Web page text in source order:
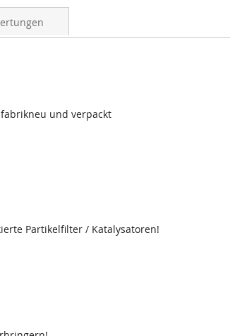
2.0
4Drive
fabrikneu und verpackt
Partikelfilter / Katalysatoren!